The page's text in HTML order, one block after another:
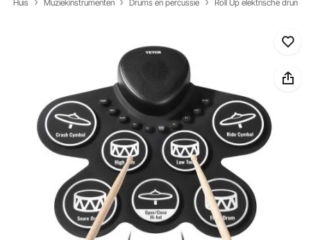
Huis Muziekinstrumenten Drums en percussie Roll Up elektrische drumkit